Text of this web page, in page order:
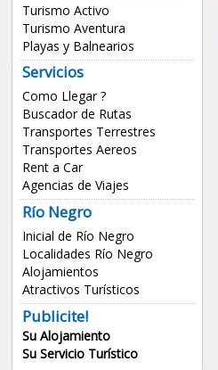
Turismo Activo
Turismo Aventura
Playas y Balnearios
Servicios
Como Llegar ?
Buscador de Rutas
Transportes Terrestres
Transportes Aereos
Rent a Car
Agencias de Viajes
Río Negro
Inicial de Río Negro
Localidades Río Negro
Alojamientos
Atractivos Turísticos
Publicite!
Su Alojamiento
Su Servicio Turístico